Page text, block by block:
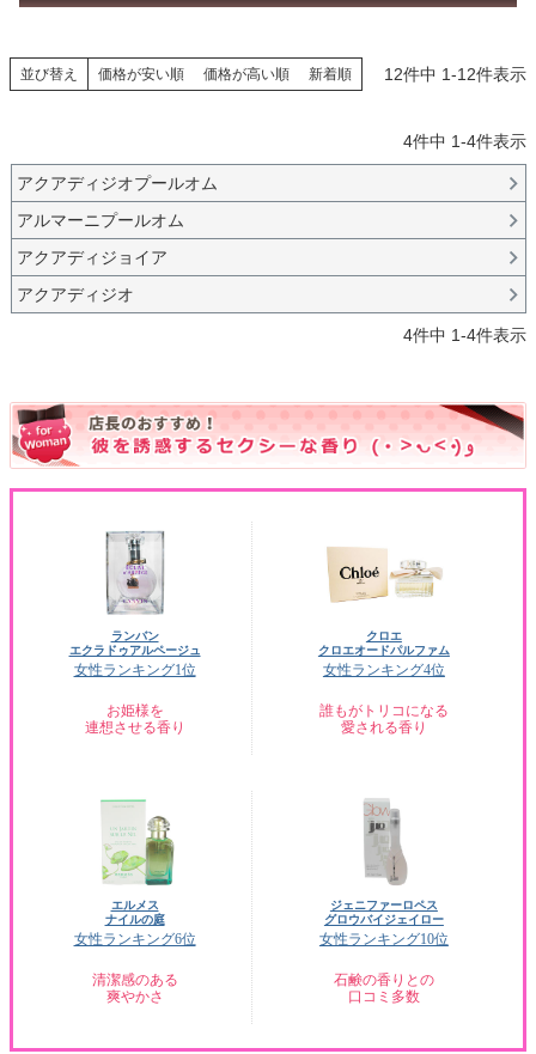
並び替え 価格が安い順 価格が高い順 新着順 12件中 1-12件表示
4件中 1-4件表示
アクアディジオプールオム
アルマーニプールオム
アクアディジョイア
アクアディジオ
4件中 1-4件表示
ランバン
エクラドゥアルページュ
女性ランキング1位
お姫様を
連想させる香り
クロエ
クロエオードパルファム
女性ランキング4位
誰もがトリコになる
愛される香り
エルメス
ナイルの庭
女性ランキング6位
清潔感のある
爽やかさ
ジェニファーロペス
グロウバイジェイロー
女性ランキング10位
石鹸の香りとの
口コミ多数